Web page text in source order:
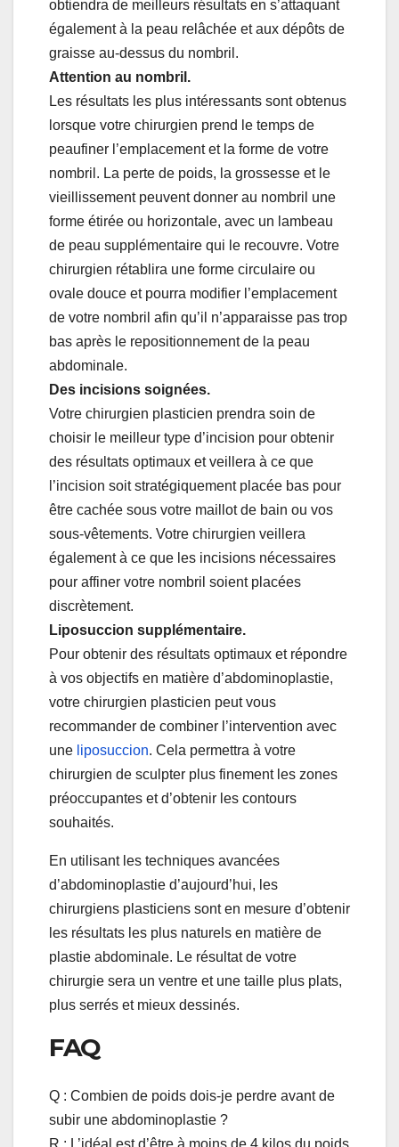
obtiendra de meilleurs résultats en s’attaquant
également à la peau relâchée et aux dépôts de
graisse au-dessus du nombril.
Attention au nombril.
Les résultats les plus intéressants sont obtenus
lorsque votre chirurgien prend le temps de
peaufiner l’emplacement et la forme de votre
nombril. La perte de poids, la grossesse et le
vieillissement peuvent donner au nombril une
forme étirée ou horizontale, avec un lambeau
de peau supplémentaire qui le recouvre. Votre
chirurgien rétablira une forme circulaire ou
ovale douce et pourra modifier l’emplacement
de votre nombril afin qu’il n’apparaisse pas trop
bas après le repositionnement de la peau
abdominale.
Des incisions soignées.
Votre chirurgien plasticien prendra soin de
choisir le meilleur type d’incision pour obtenir
des résultats optimaux et veillera à ce que
l’incision soit stratégiquement placée bas pour
être cachée sous votre maillot de bain ou vos
sous-vêtements. Votre chirurgien veillera
également à ce que les incisions nécessaires
pour affiner votre nombril soient placées
discrètement.
Liposuccion supplémentaire.
Pour obtenir des résultats optimaux et répondre
à vos objectifs en matière d’abdominoplastie,
votre chirurgien plasticien peut vous
recommander de combiner l’intervention avec
une liposuccion. Cela permettra à votre
chirurgien de sculpter plus finement les zones
préoccupantes et d’obtenir les contours
souhaités.
En utilisant les techniques avancées
d’abdominoplastie d’aujourd’hui, les
chirurgiens plasticiens sont en mesure d’obtenir
les résultats les plus naturels en matière de
plastie abdominale. Le résultat de votre
chirurgie sera un ventre et une taille plus plats,
plus serrés et mieux dessinés.
FAQ
Q : Combien de poids dois-je perdre avant de
subir une abdominoplastie ?
R : L’idéal est d’être à moins de 4 kilos du poids